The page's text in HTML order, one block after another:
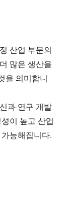
산업 부문의
많은 생산을
을 의미합니
과 연구 개발
이 높고 산업
능해집니다.